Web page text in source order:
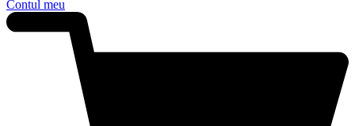
Contul meu